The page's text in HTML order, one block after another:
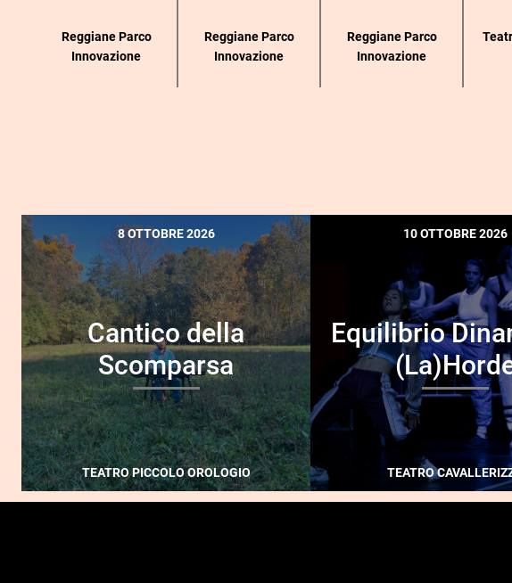
Reggiane Parco
Innovazione
Reggiane Parco
Innovazione
Reggiane Parco
Innovazione
8 OTTOBRE 2026
Cantico della
Scomparsa
TEATRO PICCOLO OROLOGIO
10 OTTOBRE 2026
Equilibrio
TEATRO